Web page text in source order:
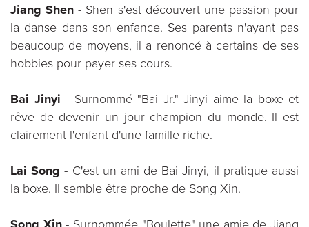
Jiang Shen - Shen s'est découvert une passion pour
la danse dans son enfance. Ses parents n'ayant pas
beaucoup de moyens, il a renoncé à certains de ses
hobbies pour payer ses cours.
Bai Jinyi - Surnommé "Bai Jr." Jinyi aime la boxe et
rêve de devenir un jour champion du monde. Il est
clairement l'enfant d'une famille riche.
Lai Song - C'est un ami de Bai Jinyi, il pratique aussi
la boxe. Il semble être proche de Song Xin.